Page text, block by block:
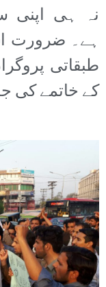
نہ ہی اپنی
ہے۔ ضرورت
طبقاتی
کے خاتمے کی